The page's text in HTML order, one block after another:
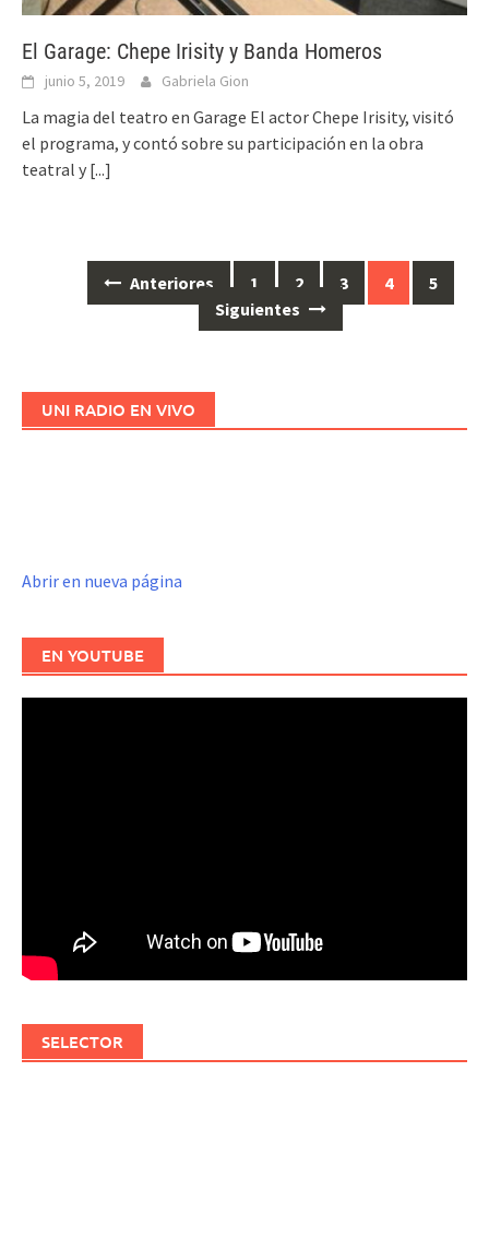
El Garage: Chepe Irisity y Banda Homeros
junio 5, 2019 Gabriela Gion
La magia del teatro en Garage El actor Chepe Irisity, visitó
el programa, y contó sobre su participación en la obra
teatral y [...]
Anteriores 1 2 3 4
5
Siguientes
UNI RADIO EN VIVO
Abrir en nueva página
EN YOUTUBE
SELECTOR